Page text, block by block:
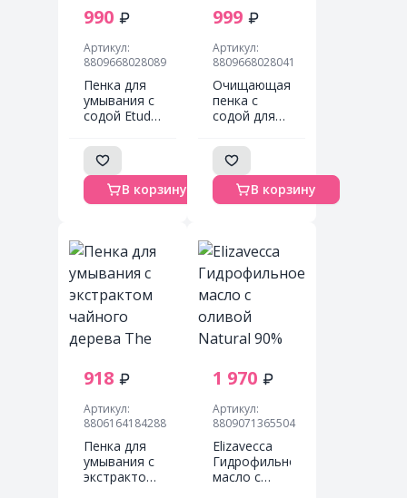
990
Артикул:
8809668028089
Пенка для
умывания с
содой Etude
Baking
Powder Pore
Cleansing
Foam 160 ml
В корзину
999
Артикул:
8809668028041
Очищающая
пенка с
содой для
макияжа и
ВВ крема
Baking
Powder BB
Deep
House 160
мл
В корзину
918
Артикул:
8806164184288
Пенка для
умывания с
экстрактом
1 970
Артикул:
8809071365504
Elizavecca
Гидрофильное
масло с